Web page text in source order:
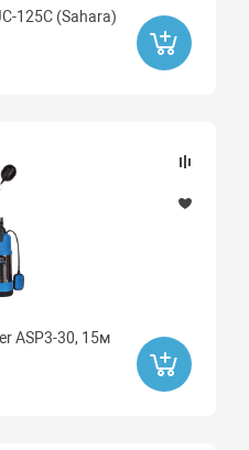
125C (Sahara)
ASP3-30, 15м